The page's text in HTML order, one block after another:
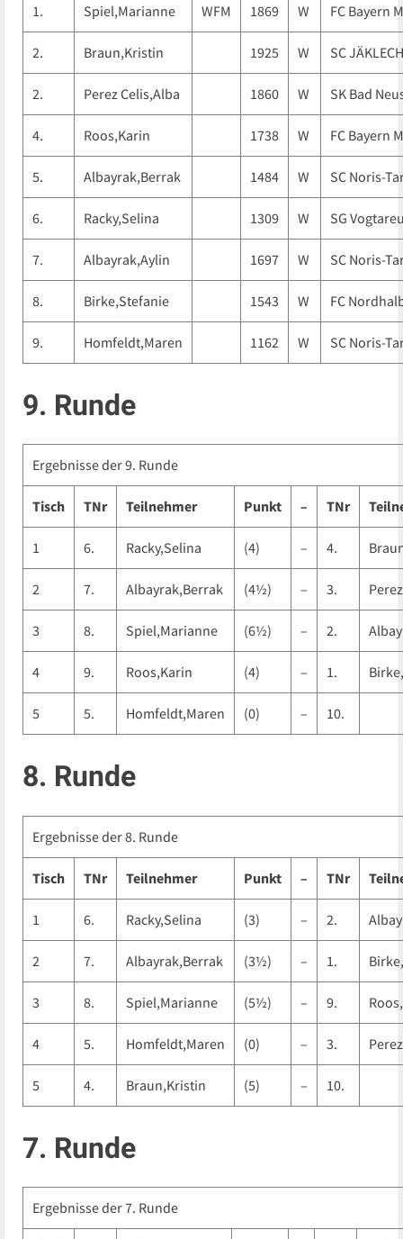
1. Spiel,Marianne WFM 1869 W FC Bayern
2. Braun,Kristin 1925 W SC
2. Perez Celis,Alba 1860 W SK Bad
4. Roos,Karin 1738 W FC Bayern
5. Albayrak,Berrak 1484 W SC Noris-
6. Racky,Selina 1309 W SG
7. Albayrak,Aylin 1697 W SC Noris-
8. Birke,Stefanie 1543 W FC
9. Homfeldt,Maren 1162 W SC Noris-
9. Runde
Ergebnisse der 9. Runde
Tisch TNr Teilnehmer Punkt – TNr
1 6. Racky,Selina (4) – 4.
2 7. Albayrak,Berrak (4½) – 3.
3 8. Spiel,Marianne (6½) – 2.
4 9. Roos,Karin (4) – 1.
5 5. Homfeldt,Maren (0) – 10.
8. Runde
Ergebnisse der 8. Runde
Tisch TNr Teilnehmer Punkt – TNr
1 6. Racky,Selina (3) – 2.
2 7. Albayrak,Berrak (3½) – 1.
3 8. Spiel,Marianne (5½) – 9.
4 5. Homfeldt,Maren (0) – 3.
5 4. Braun,Kristin (5) – 10.
7. Runde
Ergebnisse der 7. Runde